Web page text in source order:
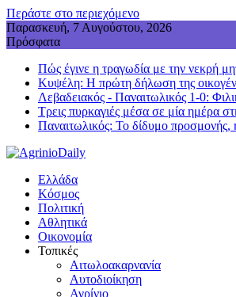
Περάστε στο περιεχόμενο
Παρασκευή, 7 Αυγούστου, 2026
Πρόσφατα
Πώς έγινε η τραγωδία με την νεκρή
Κυψέλη: Η πρώτη δήλωση της
Λεβαδειακός - Παναιτωλικός 1-0:
Τρεις πυρκαγιές μέσα σε μία ημέρα
Παναιτωλικός: Το δίδυμο
Ελλάδα
Κόσμος
Πολιτική
Αθλητικά
Οικονομία
Τοπικές
Αιτωλοακαρνανία
Αυτοδιοίκηση
Αγρίνιο